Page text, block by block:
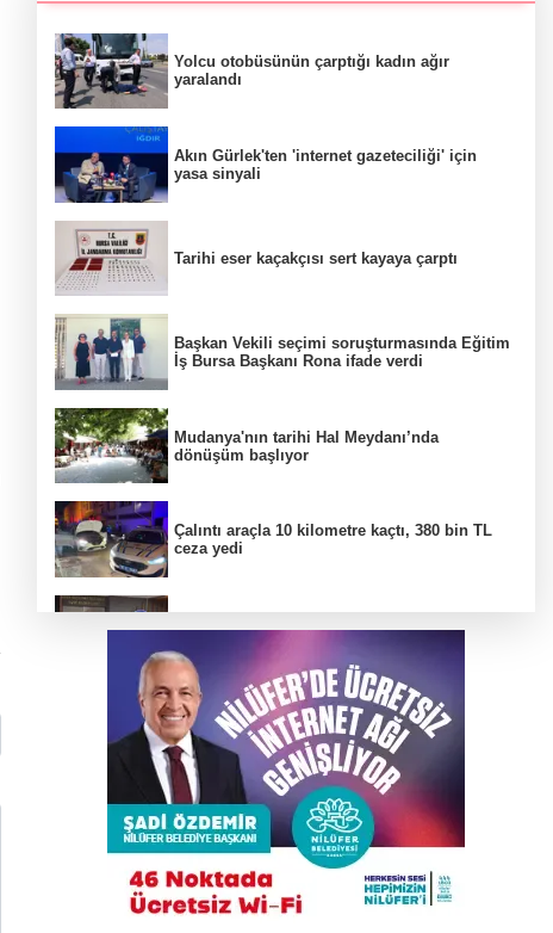
Yolcu otobüsünün çarptığı kadın ağır
yaralandı
Akın Gürlek'ten 'internet gazeteciliği' için
yasa sinyali
Tarihi eser kaçakçısı sert kayaya çarptı
Başkan Vekili seçimi soruşturmasında Eğitim
İş Bursa Başkanı Rona ifade verdi
Mudanya'nın tarihi Hal Meydanı’nda
dönüşüm başlıyor
Çalıntı araçla 10 kilometre kaçtı, 380 bin TL
ceza yedi
Bursa’da yasa dışı bahis operasyonu
BTSO Başkan Adayı Özer Matlı seçim
çalışmalarına Kapalıçarşı'dan başladı
Bursa'da tarlalık alanı ateşe veren şüpheli
yakalandı
DAĞDER ve BUMEV'den eğitim için güç
birliği